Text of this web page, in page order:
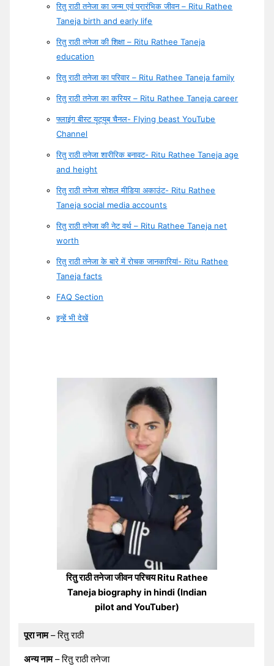
रितु राठी तनेजा का जन्म एवं प्रारंभिक जीवन – Ritu Rathee
Taneja birth and early life
रितु राठी तनेजा की शिक्षा – Ritu Rathee Taneja
education
रितु राठी तनेजा का परिवार – Ritu Rathee Taneja family
रितु राठी तनेजा का करियर – Ritu Rathee Taneja career
फ्लाइंग बीस्ट यूट्यूब चैनल- Flying beast YouTube
Channel
रितु राठी तनेजा शारीरिक बनावट- Ritu Rathee Taneja age
and height
रितु राठी तनेजा सोशल मीडिया अकाउंट- Ritu Rathee
Taneja social media accounts
रितु राठी तनेजा की नेट वर्थ – Ritu Rathee Taneja net
worth
रितु राठी तनेजा के बारे में रोचक जानकारियां- Ritu Rathee
Taneja facts
FAQ Section
इन्हें भी देखें
रितु राठी तनेजा जीवन परिचय Ritu Rathee
Taneja biography in hindi (Indian
pilot and YouTuber)
पूरा नाम– रितु राठी
अन्य नाम– रितु राठी तनेजा